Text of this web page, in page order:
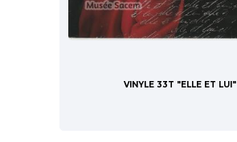
VINYLE 33T "ELLE ET LUI"